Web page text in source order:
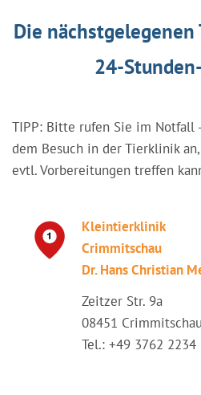
Die
24-
TIPP: Bitte rufen Sie im Notfall
dem Besuch in der Tierklinik
evtl. Vorbereitungen treffen
Kleintierklinik
Crimmitschau
Dr. Hans Christian
Zeitzer Str. 9a
08451 Crimmitschau
Tel.: +49 3762 2234